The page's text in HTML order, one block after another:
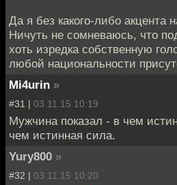
Да я без какого-либо акцента
Ничуть не сомневаюсь, что
хоть изредка собственную
любой национальности
Mi4urin »
#31 | 03.11.15 10:19
Мужчина показал - в чем
чем истинная сила.
Yury800 »
#32 | 03.11.15 10:20